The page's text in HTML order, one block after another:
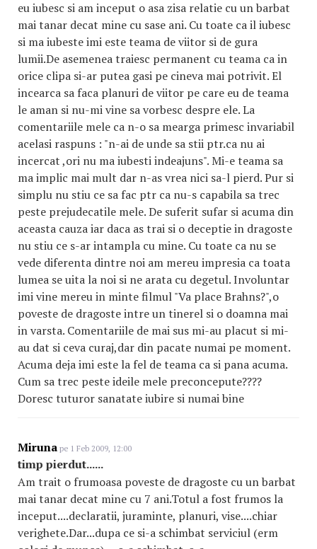
eu iubesc si am inceput o asa zisa relatie cu un barbat
mai tanar decat mine cu sase ani. Cu toate ca il iubesc
si ma iubeste imi este teama de viitor si de gura
lumii.De asemenea traiesc permanent cu teama ca in
orice clipa si-ar putea gasi pe cineva mai potrivit. El
incearca sa faca planuri de viitor pe care eu de teama
le aman si nu-mi vine sa vorbesc despre ele. La
comentariile mele ca n-o sa mearga primesc invariabil
acelasi raspuns : "n-ai de unde sa stii ptr.ca nu ai
incercat ,ori nu ma iubesti indeajuns". Mi-e teama sa
ma implic mai mult dar n-as vrea nici sa-l pierd. Pur si
simplu nu stiu ce sa fac ptr ca nu-s capabila sa trec
peste prejudecatile mele. De suferit sufar si acuma din
aceasta cauza iar daca as trai si o deceptie in dragoste
nu stiu ce s-ar intampla cu mine. Cu toate ca nu se
vede diferenta dintre noi am mereu impresia ca toata
lumea se uita la noi si ne arata cu degetul. Involuntar
imi vine mereu in minte filmul "Va place Brahns?",o
poveste de dragoste intre un tinerel si o doamna mai
in varsta. Comentariile de mai sus mi-au placut si mi-
au dat si ceva curaj,dar din pacate numai pe moment.
Acuma deja imi este la fel de teama ca si pana acuma.
Cum sa trec peste ideile mele preconcepute????
Doresc tuturor sanatate iubire si numai bine
Miruna pe 1 Feb 2009, 12:00
timp pierdut......
Am trait o frumoasa poveste de dragoste cu un barbat
mai tanar decat mine cu 7 ani.Totul a fost frumos la
inceput....declaratii, juraminte, planuri, vise....chiar
verighete.Dar...dupa ce si-a schimbat serviciul (erm